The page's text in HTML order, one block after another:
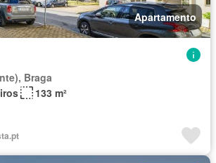
Apartamento
Braga
133 m²